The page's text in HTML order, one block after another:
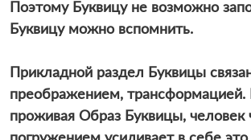
Поэтому Буквицу не возможно
Буквицу можно вспомнить.
Прикладной раздел Буквицы
преображением, трансформацией.
проживая Образ Буквицы, человек